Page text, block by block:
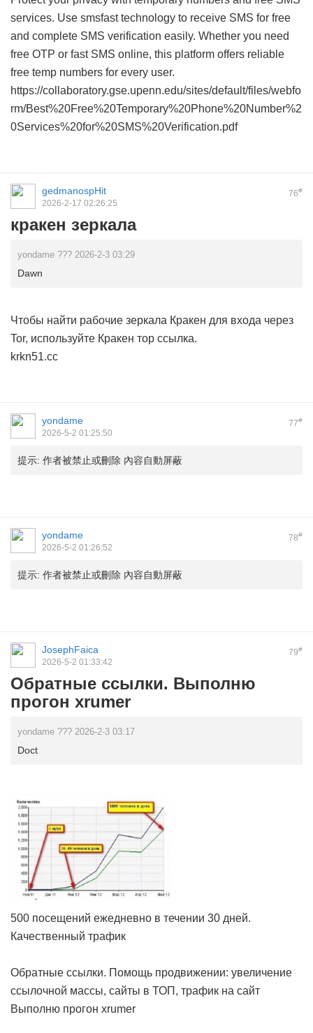
services. Use smsfast technology to receive SMS for free
and complete SMS verification easily. Whether you need
free OTP or fast SMS online, this platform offers reliable
free temp numbers for every user.
https://collaboratory.gse.upenn.edu/sites/default/files/webfo
rm/Best%20Free%20Temporary%20Phone%20Number%2
0Services%20for%20SMS%20Verification.pdf
76#
gedmanospHit
2026-2-17 02:26:25
кракен зеркала
yondame ??? 2026-2-3 03:29
Dawn
Чтобы найти рабочие зеркала Кракен для входа через
Tor, используйте Кракен тор ссылка.
krkn51.cc
77#
yondame
2026-5-2 01:25:50
提示: 作者被禁止或刪除 內容自動屏蔽
78#
yondame
2026-5-2 01:26:52
提示: 作者被禁止或刪除 內容自動屏蔽
79#
JosephFaica
2026-5-2 01:33:42
Обратные ссылки. Выполню
прогон xrumer
yondame ??? 2026-2-3 03:17
Doct
500 посещений ежедневно в течении 30 дней.
Качественный трафик
Обратные ссылки. Помощь продвижении: увеличение
ссылочной массы, сайты в ТОП, трафик на сайт
Выполню прогон xrumer